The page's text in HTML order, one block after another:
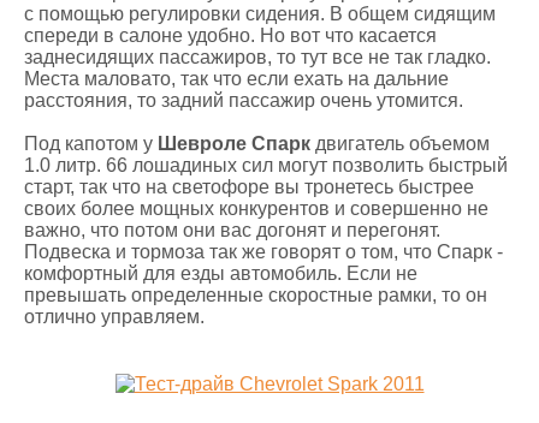
с помощью регулировки сидения. В общем сидящим
спереди в салоне удобно. Но вот что касается
заднесидящих пассажиров, то тут все не так гладко.
Места маловато, так что если ехать на дальние
расстояния, то задний пассажир очень утомится.
Под капотом у Шевроле Спарк двигатель объемом
1.0 литр. 66 лошадиных сил могут позволить быстрый
старт, так что на светофоре вы тронетесь быстрее
своих более мощных конкурентов и совершенно не
важно, что потом они вас догонят и перегонят.
Подвеска и тормоза так же говорят о том, что Спарк -
комфортный для езды автомобиль. Если не
превышать определенные скоростные рамки, то он
отлично управляем.